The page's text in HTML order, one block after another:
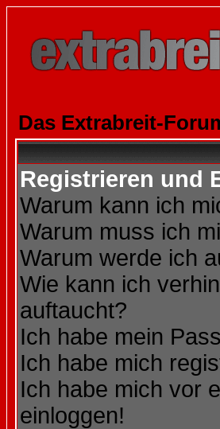
Das Extrabreit-
Registrieren und
Warum kann ich
Warum muss ich
Warum werde ich
Wie kann ich
auftaucht?
Ich habe mein
Ich habe mich
Ich habe mich vor
einloggen!